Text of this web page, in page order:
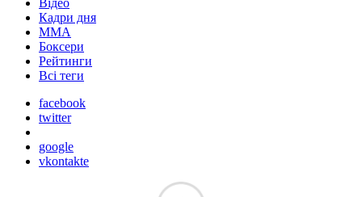
Кадри дня
ММА
Боксери
Рейтинги
Всі теги
facebook
twitter
google
vkontakte